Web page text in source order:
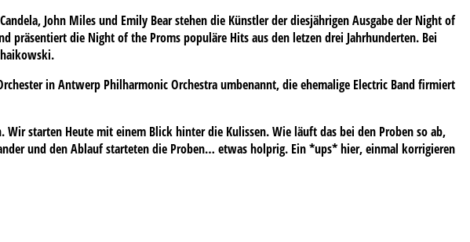
John Miles und Emily Bear stehen die Künstler der diesjährigen Ausgabe der Night of
präsentiert die Night of the Proms populäre Hits aus den letzen drei Jahrhunderten. Bei
in Antwerp Philharmonic Orchestra umbenannt, die ehemalige Electric Band firmiert
starten Heute mit einem Blick hinter die Kulissen. Wie läuft das bei den Proben so ab,
und den Ablauf starteten die Proben… etwas holprig. Ein*ups*hier, einmal korrigieren